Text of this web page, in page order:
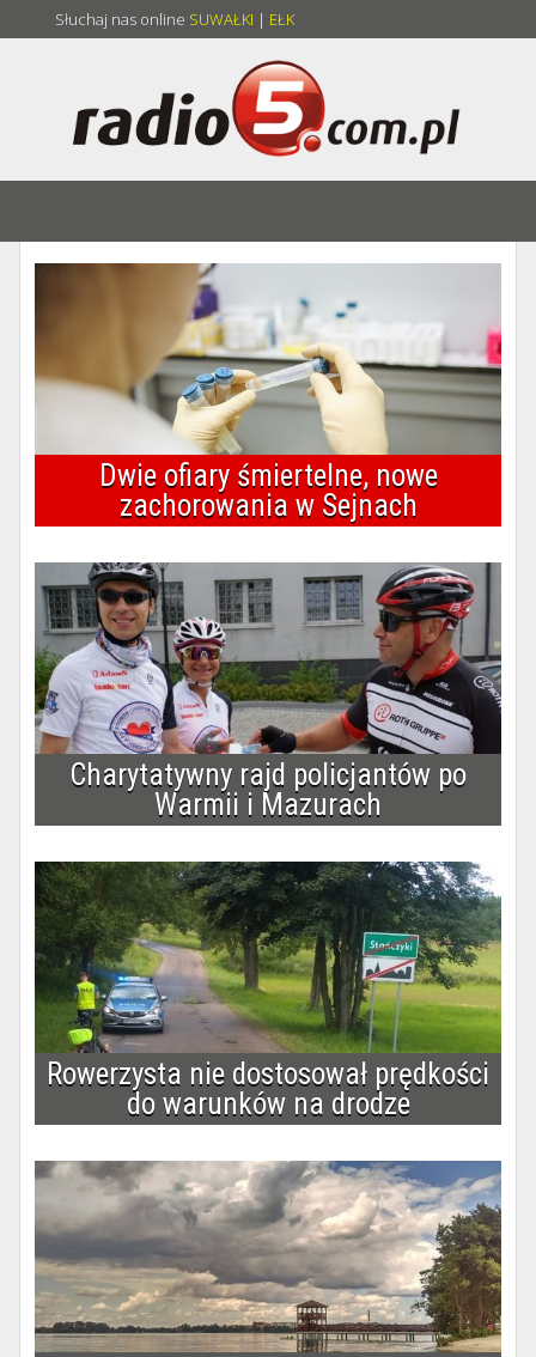
Słuchaj nas online SUWAŁKI | EŁK
Dwie ofiary śmiertelne, nowe
zachorowania w Sejnach
Charytatywny rajd policjantów po
Warmii i Mazurach
Rowerzysta nie dostosował prędkości
do warunków na drodze